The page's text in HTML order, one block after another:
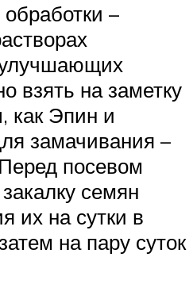
–
взять на заметку
как Эпин и
замачивания –
посевом
семян
их на сутки в
на пару суток